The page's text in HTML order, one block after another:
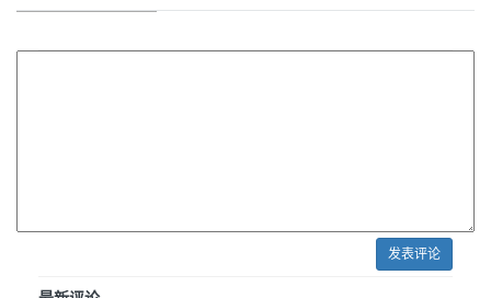
发表评论